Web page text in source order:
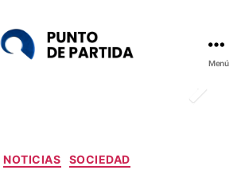
Menú
NOTICIAS SOCIEDAD